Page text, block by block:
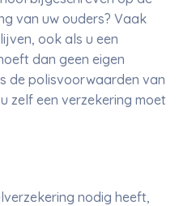
van uw ouders? Vaak
ook als u een
dan geen eigen
de polisvoorwaarden van
zelf een verzekering moet
nodig heeft,